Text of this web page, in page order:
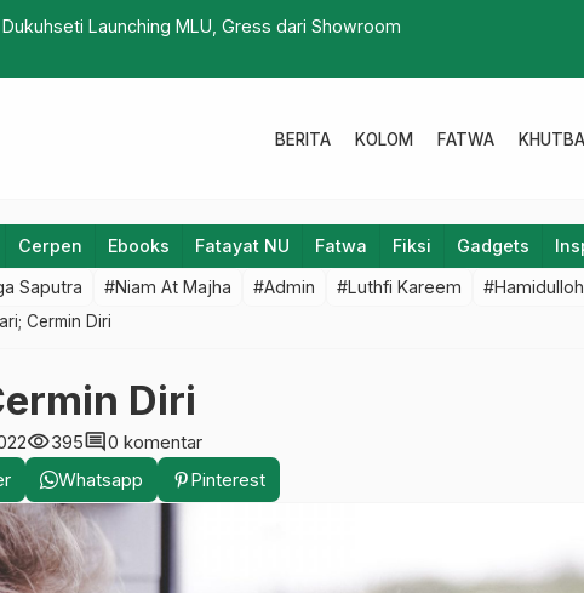
Launching MLU, Gress dari Showroom
BERITA KOLOM FATWA
Cerpen Ebooks Fatayat NU Fatwa Fiksi Gadgets
Saputra #Niam At Majha #Admin #Luthfi Kareem
Cermin Diri
Diri
visibility395comment0 komentar
Whatsapp Pinterest